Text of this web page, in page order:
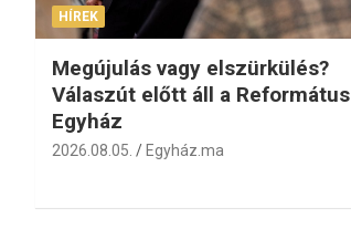
HÍREK
Megújulás vagy elszürkülés?
Válaszút előtt áll a Református
Egyház
2026.08.05. Egyház.ma